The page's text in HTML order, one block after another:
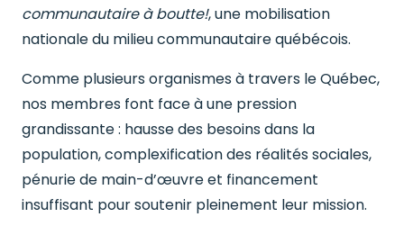
communautaire à boutte!, une mobilisation
nationale du milieu communautaire québécois.
Comme plusieurs organismes à travers le Québec,
nos membres font face à une pression
grandissante : hausse des besoins dans la
population, complexification des réalités sociales,
pénurie de main-d’œuvre et financement
insuffisant pour soutenir pleinement leur mission.